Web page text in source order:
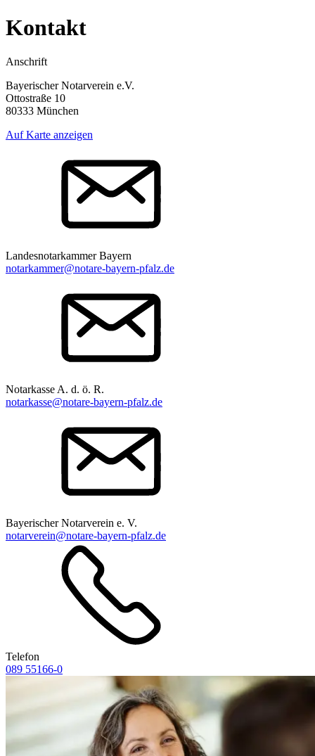
Kontakt
Anschrift
Bayerischer Notarverein e.V.
Ottostraße 10
80333 München
Auf Karte anzeigen
Landesnotarkammer Bayern
notarkammer@notare-bayern-pfalz.de
Notarkasse A. d. ö. R.
notarkasse@notare-bayern-pfalz.de
Bayerischer Notarverein e. V.
notarverein@notare-bayern-pfalz.de
Telefon
089 55166-0